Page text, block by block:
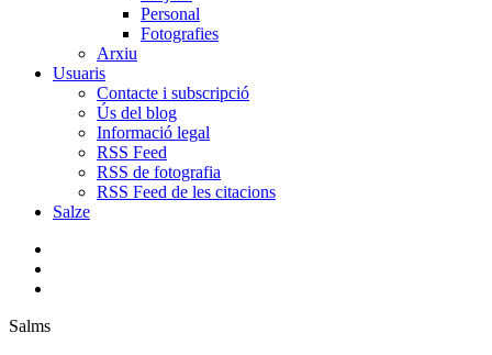
Personal
Fotografies
Arxiu
Usuaris
Contacte i subscripció
Ús del blog
Informació legal
RSS Feed
RSS de fotografia
RSS Feed de les citacions
Salze
Salms